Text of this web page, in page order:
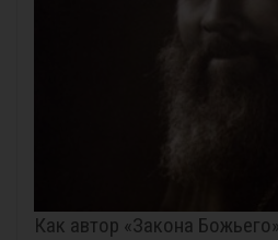
Как автор «Закона